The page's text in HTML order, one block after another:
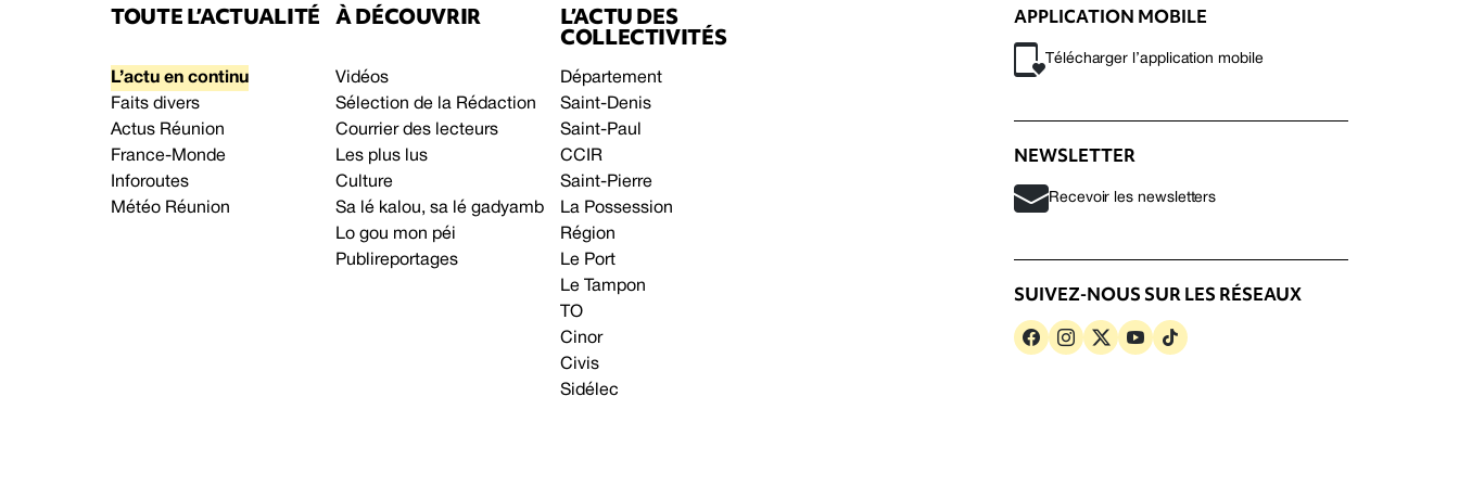
TOUTE L’ACTUALITÉ
L’actu en continu
Faits divers
Actus Réunion
France-Monde
Inforoutes
Météo Réunion
À DÉCOUVRIR
Vidéos
Sélection de la Rédaction
Courrier des lecteurs
Les plus lus
Culture
Sa lé kalou, sa lé gadyamb
Lo gou mon péi
Publireportages
L’ACTU DES
COLLECTIVITÉS
Département
Saint-Denis
Saint-Paul
CCIR
Saint-Pierre
La Possession
Région
Le Port
Le Tampon
TO
Cinor
Civis
Sidélec
APPLICATION MOBILE
Télécharger l’application mobile
NEWSLETTER
Recevoir les newsletters
SUIVEZ-NOUS SUR LES RÉSEAUX